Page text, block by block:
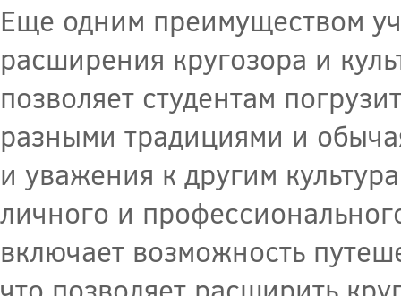
Еще одним преимуществом
расширения кругозора и
позволяет студентам
разными традициями и
и уважения к другим
личного и
включает возможность